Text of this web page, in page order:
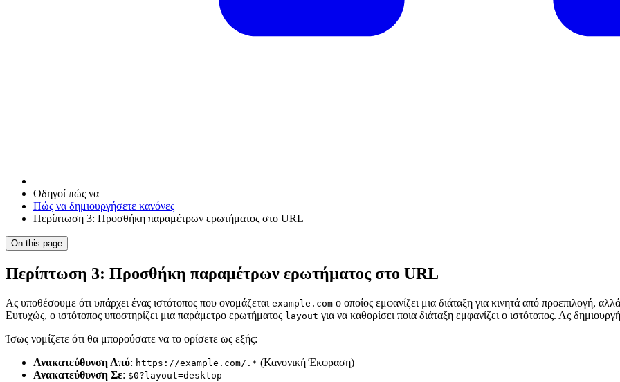
Οδηγοί πώς να
Πώς να δημιουργήσετε κανόνες
Περίπτωση 3: Προσθήκη παραμέτρων ερωτήματος στο URL
On this page
Περίπτωση 3: Προσθήκη παραμέτρων ερωτήματος στο URL
Ας υποθέσουμε ότι υπάρχει ένας ιστότοπος που ονομάζεται example.com ο οποίος εμφανίζει μια διάταξη για κινητά από προεπιλογή,
Ευτυχώς, ο ιστότοπος υποστηρίζει μια παράμετρο ερωτήματος layout για να καθορίσει ποια διάταξη εμφανίζει ο ιστότοπος. Ας
Ίσως νομίζετε ότι θα μπορούσατε να το ορίσετε ως εξής:
Ανακατεύθυνση Από: https://example.com/.* (Κανονική Έκφραση)
Ανακατεύθυνση Σε: $0?layout=desktop